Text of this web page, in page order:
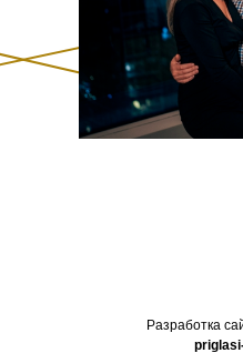
Разработка